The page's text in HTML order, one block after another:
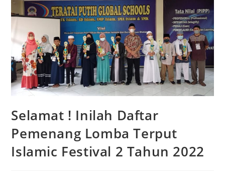
Selamat ! Inilah Daftar
Pemenang Lomba Terput
Islamic Festival 2 Tahun 2022